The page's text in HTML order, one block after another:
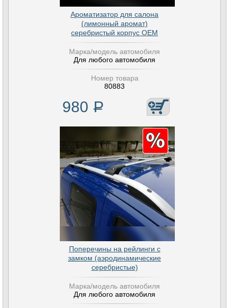
Ароматизатор для салона
(лимонный аромат)
серебристый корпус OEM
Марка/модель автомобиля
Для любого автомобиля
Номер товара
80883
980 Р
Поперечины на рейлинги с
замком (аэродинамические
серебристые)
Марка/модель автомобиля
Для любого автомобиля